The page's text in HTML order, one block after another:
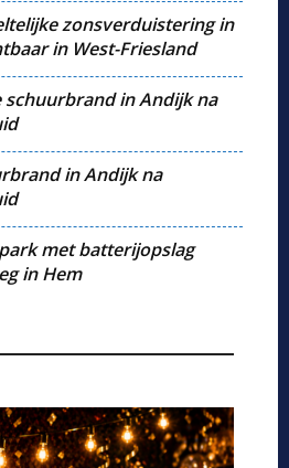
zonsverduistering in
in West-Friesland
schuurbrand in Andijk na
in Andijk na
met batterijopslag
in Hem